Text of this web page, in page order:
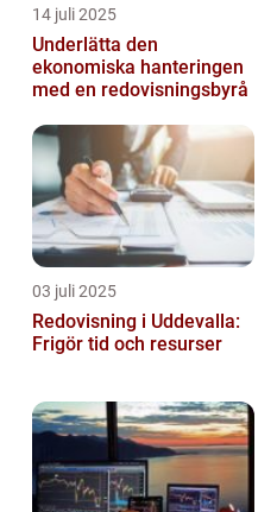
14 juli 2025
Underlätta den
ekonomiska hanteringen
med en redovisningsbyrå
03 juli 2025
Redovisning i Uddevalla:
Frigör tid och resurser